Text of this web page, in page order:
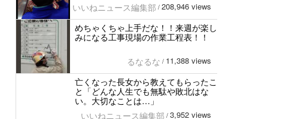
いいねニュース編集部 / 208,946 views
めちゃくちゃ上手だな！！来週が楽し
みになる工事現場の作業工程表！！
るなるな / 11,388 views
亡くなった長女から教えてもらったこ
と「どんな人生でも無駄や敗北はな
い。大切なことは…」
いいねニュース編集部 / 3,952 views